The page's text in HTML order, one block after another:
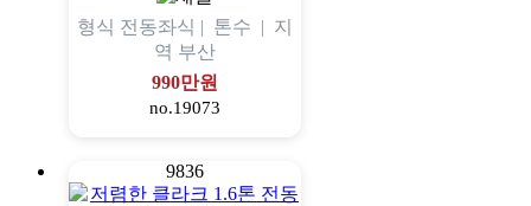
형식 전동좌식 | 톤수 | 지
역 부산
990만원
no.19073
9836